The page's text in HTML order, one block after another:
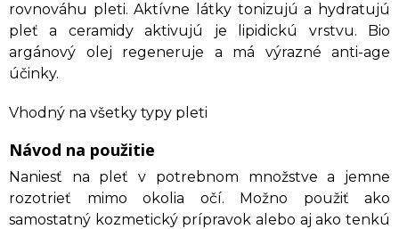
rovnováhu pleti. Aktívne látky tonizujú a hydratujú
pleť a ceramidy aktivujú je lipidickú vrstvu. Bio
argánový olej regeneruje a má výrazné anti-age
účinky.
Vhodný na všetky typy pleti
Návod na použitie
Naniesť na pleť v potrebnom množstve a jemne
rozotrieť mimo okolia očí. Možno použiť ako
samostatný kozmetický prípravok alebo aj ako tenkú